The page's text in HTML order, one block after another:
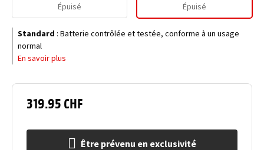
319.95 CHF
Être prévenu en exclusivité
Épuisé Épuisé
Standard : Batterie contrôlée et testée, conforme à un usage
normal
En savoir plus